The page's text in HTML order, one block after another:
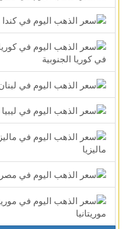
في كوريا الجنوبية
ماليزيا
موريتانيا